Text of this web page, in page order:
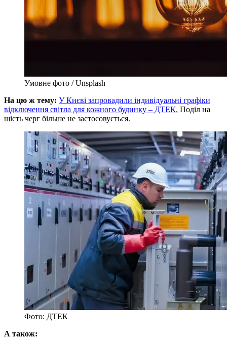
Умовне фото / Unsplash
На цю ж тему: У Києві запровадили індивідуальні графіки
відключення світла для кожного будинку – ДТЕК. Поділ на
шість черг більше не застосовується.
Фото: ДТЕК
А також: